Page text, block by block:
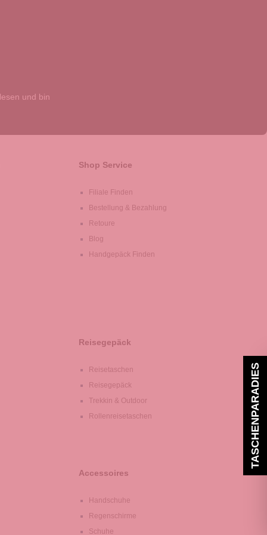
und bin
Shop Service
Filiale Finden
Bestellung & Bezahlung
Retoure
Blog
Handgepäck Finden
Reisegepäck
Reisetaschen
Reisegepäck
Trekkin & Outdoor
Rollenreisetaschen
Accessoires
Handschuhe
Regenschirme
Schuhe
TASCHENPARADIES